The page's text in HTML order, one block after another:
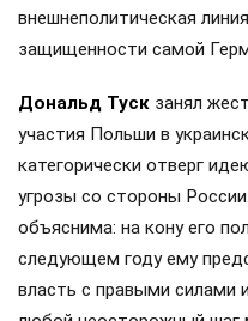
внешнеполитическая
защищенности самой
Дональд Туск занял
участия Польши в
категорически отверг
угрозы со стороны
объяснима: на кону его
следующем году ему
власть с правыми силами